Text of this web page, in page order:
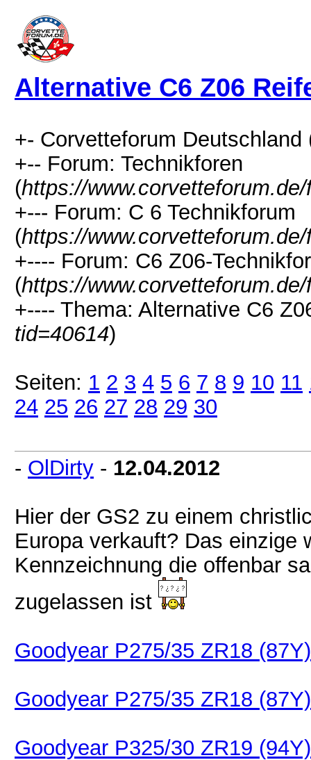
Alternative C6 Z06
+- Corvetteforum Deutschland
+-- Forum: Technikforen
(https://
+--- Forum: C 6 Technikforum
(https://
+---- Forum: C6 Z06-
(https://
+---- Thema: Alternative C6
tid=40614)
Seiten: 1 2 3 4 5 6 7 8 9 10 11
24 25 26 27 28 29 30
- OlDirty - 12.04.2012
Hier der GS2 zu einem
Europa verkauft? Das einzige
Kennzeichnung die offenbar
zugelassen ist
Goodyear P275/35 ZR18
Goodyear P275/35 ZR18
Goodyear P325/30 ZR19